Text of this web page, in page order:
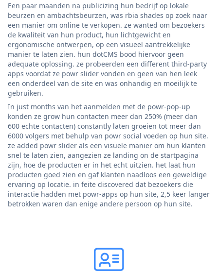
Een paar maanden na publicizing hun bedrijf op lokale
beurzen en ambachtsbeurzen, was rbia shades op zoek naar
een manier om online te verkopen. ze wanted om bezoekers
de kwaliteit van hun product, hun lichtgewicht en
ergonomische ontwerpen, op een visueel aantrekkelijke
manier te laten zien. hun dotCMS bood hiervoor geen
adequate oplossing. ze probeerden een different third-party
apps voordat ze powr slider vonden en geen van hen leek
een onderdeel van de site en was onhandig en moeilijk te
gebruiken.
In just months van het aanmelden met de powr-pop-up
konden ze grow hun contacten meer dan 250% (meer dan
600 echte contacten) constantly laten groeien tot meer dan
6000 volgers met behulp van powr social voeden op hun site.
ze added powr slider als een visuele manier om hun klanten
snel te laten zien, aangezien ze landing on de startpagina
zijn, hoe de producten er in het echt uitzien. het laat hun
producten goed zien en gaf klanten naadloos een geweldige
ervaring op locatie. in feite discovered dat bezoekers die
interactie hadden met powr-apps op hun site, 2,5 keer langer
betrokken waren dan enige andere persoon op hun site.